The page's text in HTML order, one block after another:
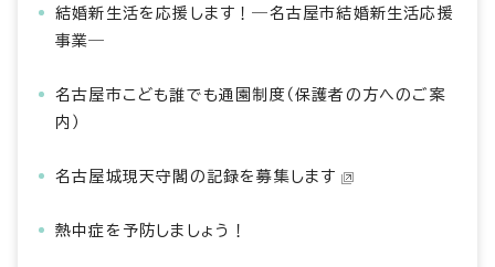
結婚新生活を応援します！―名古屋市結婚新生活応援
事業―
名古屋市こども誰でも通園制度（保護者の方へのご案
内）
名古屋城現天守閣の記録を募集します
熱中症を予防しましょう！